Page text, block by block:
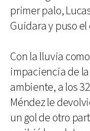
primer palo,
Guidara y puso
Con la lluvia
impaciencia de
ambiente, a los
Méndez le
un gol de otro